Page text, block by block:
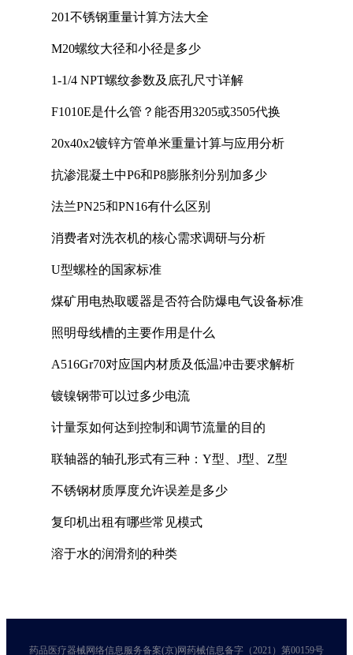
201不锈钢重量计算方法大全
M20螺纹大径和小径是多少
1-1/4 NPT螺纹参数及底孔尺寸详解
F1010E是什么管？能否用3205或3505代换
20x40x2镀锌方管单米重量计算与应用分析
抗渗混凝土中P6和P8膨胀剂分别加多少
法兰PN25和PN16有什么区别
消费者对洗衣机的核心需求调研与分析
U型螺栓的国家标准
煤矿用电热取暖器是否符合防爆电气设备标准
照明母线槽的主要作用是什么
A516Gr70对应国内材质及低温冲击要求解析
镀镍钢带可以过多少电流
计量泵如何达到控制和调节流量的目的
联轴器的轴孔形式有三种：Y型、J型、Z型
不锈钢材质厚度允许误差是多少
复印机出租有哪些常见模式
溶于水的润滑剂的种类
药品医疗器械网络信息服务备案(京)网药械信息备字（2021）第00159号